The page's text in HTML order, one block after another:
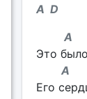
A D
Это
A
Его